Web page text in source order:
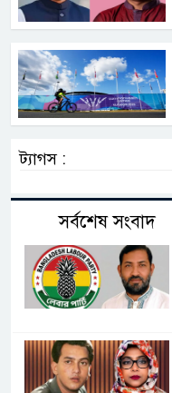
ট্যাগস :
সর্বশেষ সংবাদ